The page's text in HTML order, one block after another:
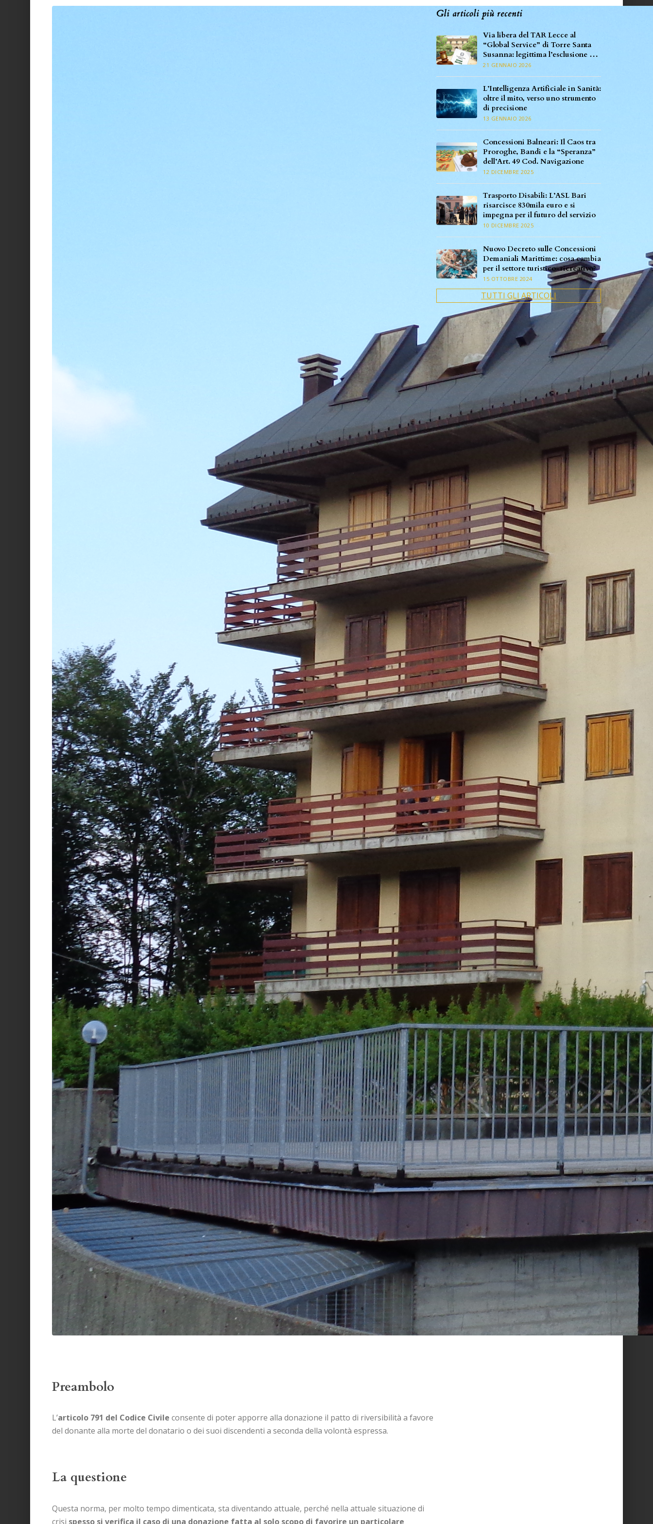
Preambolo
L’articolo 791 del Codice Civile consente di poter apporre alla donazione il patto di riversibilità a favore
del donante alla morte del donatario o dei suoi discendenti a seconda della volontà espressa.
La questione
Questa norma, per molto tempo dimenticata, sta diventando attuale, perché nella attuale situazione di
crisi spesso si verifica il caso di una donazione fatta al solo scopo di favorire un particolare
Gli articoli più recenti
Via libera del TAR Lecce al
“Global Service” di Torre Santa
Susanna: legittima l’esclusione per
carenza di requisiti specifici
21 GENNAIO 2026
L’Intelligenza Artificiale in Sanità:
oltre il mito, verso uno strumento
di precisione
13 GENNAIO 2026
Concessioni Balneari: Il Caos tra
Proroghe, Bandi e la “Speranza”
dell’Art. 49 Cod. Navigazione
12 DICEMBRE 2025
Trasporto Disabili: L’ASL Bari
risarcisce 830mila euro e si
impegna per il futuro del servizio
10 DICEMBRE 2025
Nuovo Decreto sulle Concessioni
Demaniali Marittime: cosa cambia
per il settore turistico-ricreativo?
15 OTTOBRE 2024
TUTTI GLI ARTICOLI